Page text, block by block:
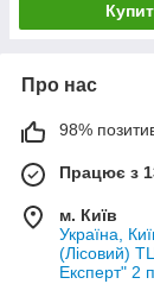
Про нас
98%
Працює з
м. Київ
Україна,
(Лісовий)
Експерт" 2